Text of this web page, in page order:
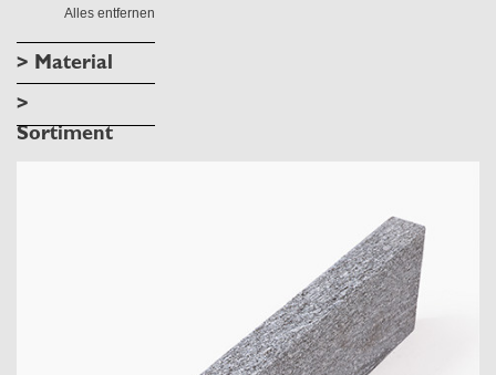
Alles entfernen
> Material
>
Sortiment